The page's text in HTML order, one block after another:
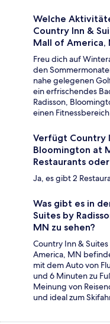
Welche
Country Inn &
Mall of America,
Freu dich auf
den
nahe gelegenen
ein erfrischendes
Radisson,
einen
Verfügt Country
Bloomington at
Restaurants
Ja, es gibt 2
Was gibt es in
Suites by
MN zu sehen?
Country Inn &
America, MN
mit dem Auto von
und 6 Minuten zu
Meinung von
und ideal zum